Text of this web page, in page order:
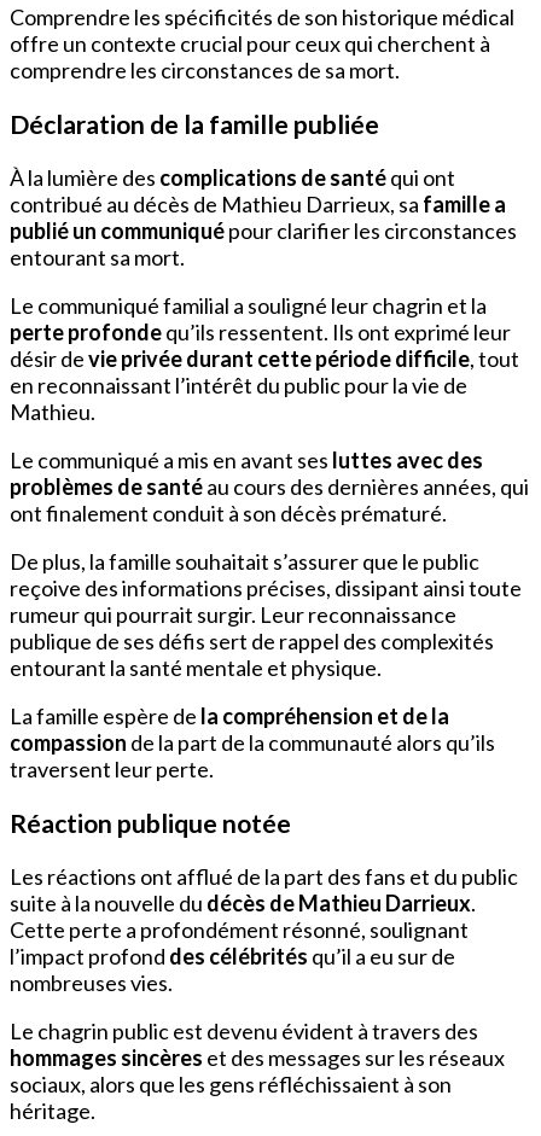
Comprendre les spécificités de son historique médical
offre un contexte crucial pour ceux qui cherchent à
comprendre les circonstances de sa mort.
Déclaration de la famille publiée
À la lumière des complications de santéqui ont
contribué au décès de Mathieu Darrieux, sa famille a
publié un communiquépour clarifier les circonstances
entourant sa mort.
Le communiqué familial a souligné leur chagrin et la
perte profondequ’ils ressentent. Ils ont exprimé leur
désir devie privée durant cette période difficile, tout
en reconnaissant l’intérêt du public pour la vie de
Mathieu.
Le communiqué a mis en avant ses luttes avec des
problèmes de santéau cours des dernières années, qui
ont finalement conduit à son décès prématuré.
De plus, la famille souhaitait s’assurer que le public
reçoive des informations précises, dissipant ainsi toute
rumeur qui pourrait surgir. Leur reconnaissance
publique de ses défis sert de rappel des complexités
entourant la santé mentale et physique.
La famille espère de la compréhension et de la
compassion de la part de la communauté alors qu’ils
traversent leur perte.
Réaction publique notée
Les réactions ont afflué de la part des fans et du public
suite à la nouvelle du décès de Mathieu Darrieux.
Cette perte a profondément résonné, soulignant
l’impact profond des célébrités qu’il a eu sur de
nombreuses vies.
Le chagrin public est devenu évident à travers des
hommages sincères et des messages sur les réseaux
sociaux, alors que les gens réfléchissaient à son
héritage.